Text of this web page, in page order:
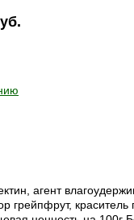
агент
грейпфрут,